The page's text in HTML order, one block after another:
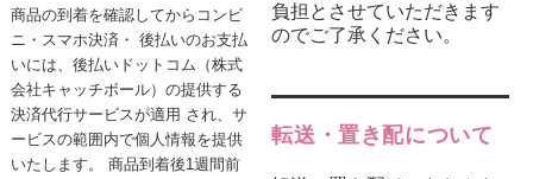
商品の到着を確認してからコンビ
ニ・スマホ決済・ 後払いのお支払
いには、後払いドットコム（株式
会社キャッチボール）の提供する
決済代行サービスが適用 され、サ
ービスの範囲内で個人情報を提供
いたします。 商品到着後1週間前
負担とさせていただきます
のでご了承ください。
転送・置き配について